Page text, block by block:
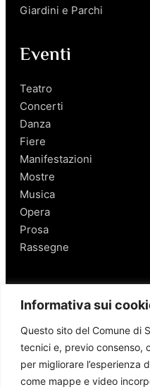
Informativa sui
Questo sito del Comune di
tecnici e, previo consenso,
per migliorare l’esperienza
come mappe e video
Giardini e Parchi
Eventi
Teatro
Concerti
Danza
Fiere
Manifestazioni
Mostre
Musica
Opera
Prosa
Rassegne
Salerno
Personaggi
Enogastronomia
Mobilità a Salerno
Luoghi nei Dintorni